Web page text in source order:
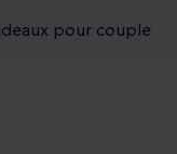
pour couple